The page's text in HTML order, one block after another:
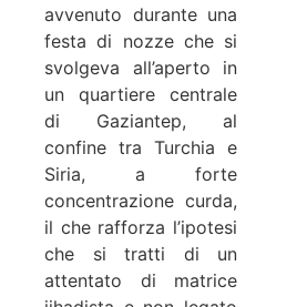
avvenuto durante una
festa di nozze che si
svolgeva all’aperto in
un quartiere centrale
di Gaziantep, al
confine tra Turchia e
Siria, a forte
concentrazione curda,
il che rafforza l’ipotesi
che si tratti di un
attentato di matrice